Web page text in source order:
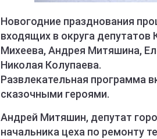
Новогодние празднования
входящих в округа депутатов
Михеева, Андрея Митяшина,
Николая Колупаева.
Развлекательная программа
сказочными героями.
Андрей Митяшин, депутат
начальника цеха по ремонту